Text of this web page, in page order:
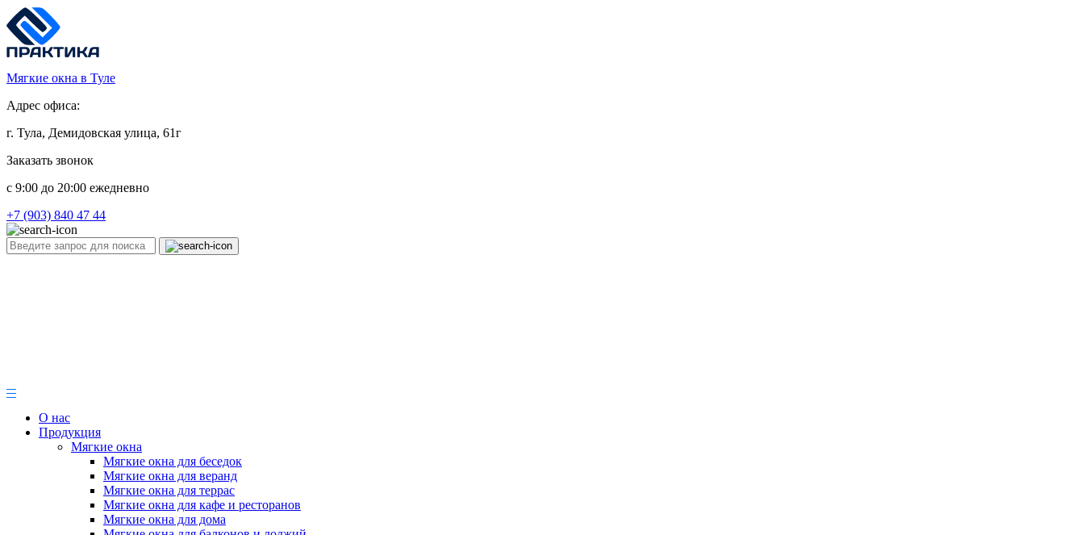
Мягкие окна в Туле
Адрес офиса:
г. Тула, Демидовская улица, 61г
Заказать звонок
c 9:00 до 20:00 ежедневно
+7 (903) 840 47 44
О нас
Продукция
Мягкие окна
Мягкие окна для беседок
Мягкие окна для веранд
Мягкие окна для террас
Мягкие окна для кафе и ресторанов
Мягкие окна для дома